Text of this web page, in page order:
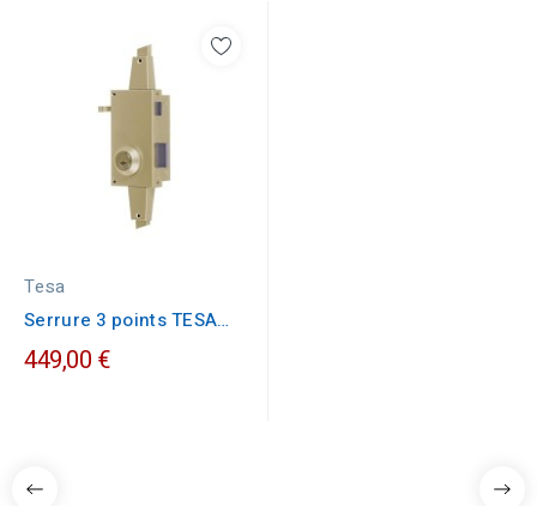
Tesa
Serrure 3 points TESA
TS300 clés...
449,00 €